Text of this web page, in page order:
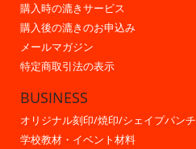
購入時の漉きサービス
購入後の漉きのお申込み
メールマガジン
特定商取引法の表示
BUSINESS
オリジナル刻印/焼印/シェイプパンチ
学校教材・イベント材料